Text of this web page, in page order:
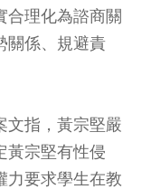
合理化為諮商關
關係、規避責
文指，黃宗堅嚴
黃宗堅有性侵
力要求學生在教